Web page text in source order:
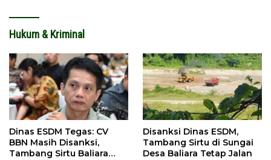
Hukum & Kriminal
Dinas ESDM Tegas: CV
BBN Masih Disanksi,
Tambang Sirtu Baliara
Disanksi Dinas ESDM,
Tambang Sirtu di Sungai
Desa Baliara Tetap Jalan